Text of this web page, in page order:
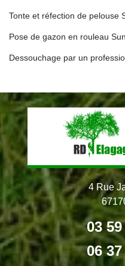
Tonte et réfection de pelouse
Pose de gazon en rouleau
Dessouchage par un
4 Rue
03
06